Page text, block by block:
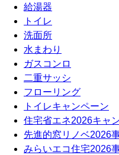
給湯器
トイレ
洗面所
水まわり
ガスコンロ
二重サッシ
フローリング
トイレキャンペーン
住宅省エネ2026キャ
先進的窓リノベ2026
みらいエコ住宅2026